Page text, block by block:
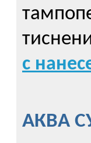
с
АКВА